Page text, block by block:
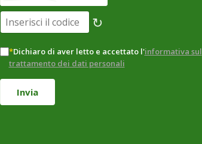
↻
*Dichiaro di aver letto e accettato l'informativa sul
trattamento dei dati personali
Invia